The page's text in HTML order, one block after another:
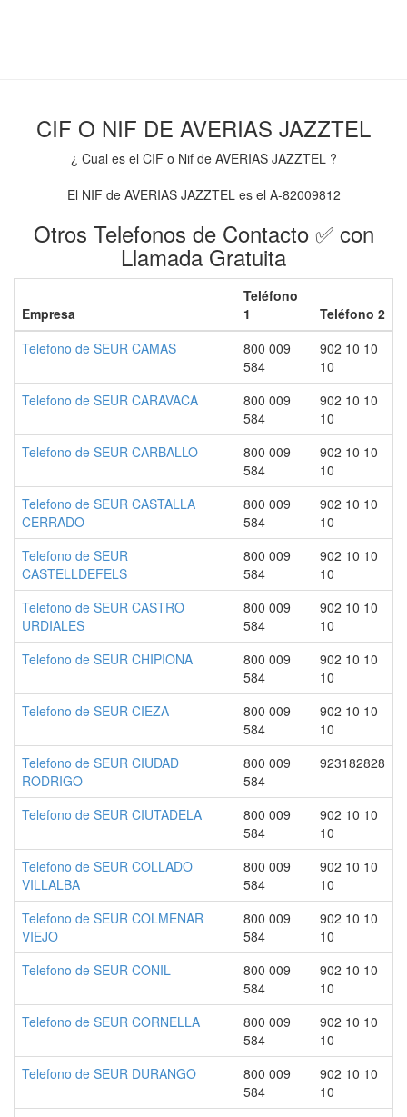
CIF O NIF DE AVERIAS JAZZTEL
¿ Cual es el CIF o Nif de AVERIAS JAZZTEL ?
El NIF de AVERIAS JAZZTEL es el A-82009812
Otros Telefonos de Contacto ✅ con
Llamada Gratuita
Empresa
Teléfono
1
Teléfono 2
Telefono de SEUR CAMAS
800 009
584
902 10 10
10
Telefono de SEUR CARAVACA
800 009
584
902 10 10
10
Telefono de SEUR CARBALLO
800 009
584
902 10 10
10
Telefono de SEUR CASTALLA
CERRADO
800 009
584
902 10 10
10
Telefono de SEUR
CASTELLDEFELS
800 009
584
902 10 10
10
Telefono de SEUR CASTRO
URDIALES
800 009
584
902 10 10
10
Telefono de SEUR CHIPIONA
800 009
584
902 10 10
10
Telefono de SEUR CIEZA
800 009
584
902 10 10
10
Telefono de SEUR CIUDAD
RODRIGO
800 009
584
923182828
Telefono de SEUR CIUTADELA
800 009
584
902 10 10
10
Telefono de SEUR COLLADO
VILLALBA
800 009
584
902 10 10
10
Telefono de SEUR COLMENAR
VIEJO
800 009
584
902 10 10
10
Telefono de SEUR CONIL
800 009
584
902 10 10
10
Telefono de SEUR CORNELLA
800 009
584
902 10 10
10
Telefono de SEUR DURANGO
800 009
584
902 10 10
10